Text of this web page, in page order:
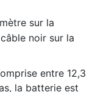
sur la
noir sur la
entre 12,3
la batterie est